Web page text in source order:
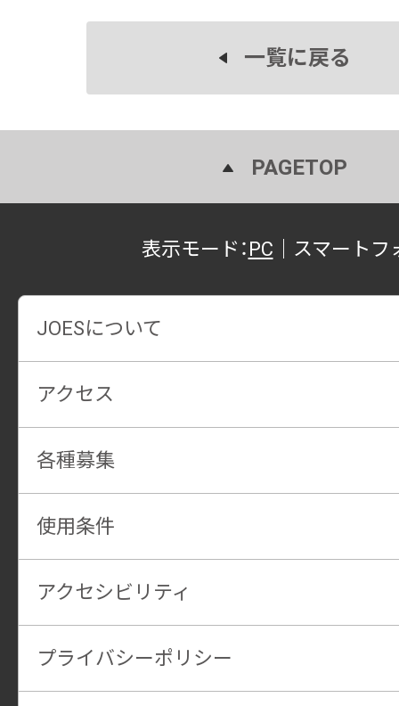
一覧に戻る
PAGETOP
表示モード： PC スマートフ
JOESについて
アクセス
各種募集
使用条件
アクセシビリティ
プライバシーポリシー